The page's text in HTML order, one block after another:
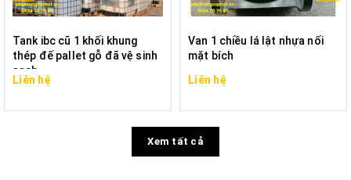
Tank ibc cũ 1 khối khung
thép đế pallet gỗ đã vệ sinh
sạch
Liên hệ
Van 1 chiều lá lật nhựa nối
mặt bích
Liên hệ
Xem tất cả